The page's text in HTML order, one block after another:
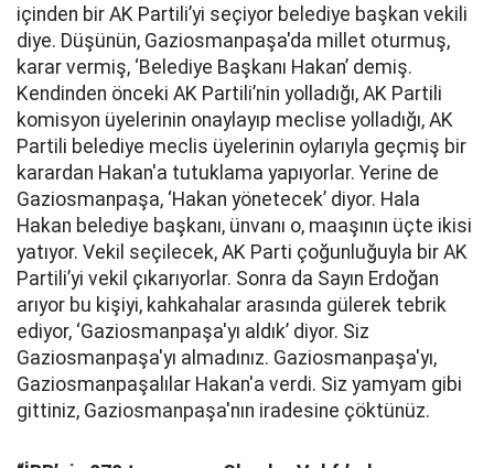
içinden bir AK Partili’yi seçiyor belediye başkan vekili
diye. Düşünün, Gaziosmanpaşa'da millet oturmuş,
karar vermiş, ‘Belediye Başkanı Hakan’ demiş.
Kendinden önceki AK Partili’nin yolladığı, AK Partili
komisyon üyelerinin onaylayıp meclise yolladığı, AK
Partili belediye meclis üyelerinin oylarıyla geçmiş bir
karardan Hakan'a tutuklama yapıyorlar. Yerine de
Gaziosmanpaşa, ‘Hakan yönetecek’ diyor. Hala
Hakan belediye başkanı, ünvanı o, maaşının üçte ikisi
yatıyor. Vekil seçilecek, AK Parti çoğunluğuyla bir AK
Partili’yi vekil çıkarıyorlar. Sonra da Sayın Erdoğan
arıyor bu kişiyi, kahkahalar arasında gülerek tebrik
ediyor, ‘Gaziosmanpaşa'yı aldık’ diyor. Siz
Gaziosmanpaşa'yı almadınız. Gaziosmanpaşa'yı,
Gaziosmanpaşalılar Hakan'a verdi. Siz yamyam gibi
gittiniz, Gaziosmanpaşa'nın iradesine çöktünüz.